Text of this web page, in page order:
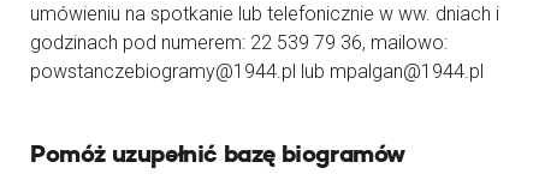
umówieniu na spotkanie lub telefonicznie w ww. dniach i
godzinach pod numerem: 22 539 79 36, mailowo:
powstanczebiogramy@1944.pl lub mpalgan@1944.pl
Pomóż uzupełnić bazę biogramów